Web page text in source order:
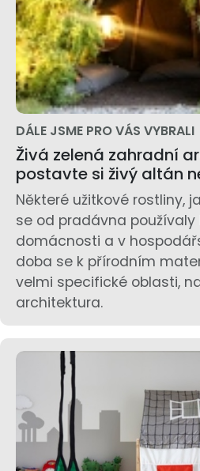
DÁLE JSME PRO VÁS VYBRALI
Živá zelená zahradní
postavte si živý altán
Některé užitkové rostliny,
se od pradávna
domácnosti a v
doba se k přírodním
velmi specifické oblasti,
architektura.